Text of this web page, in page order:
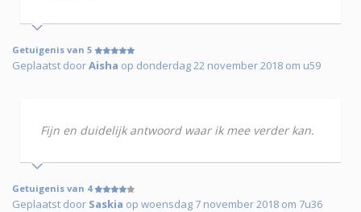
Getuigenis van 5
Geplaatst doorAisha op donderdag 22 november 2018 om u59
Fijn en duidelijk antwoord waar ik mee verder kan.
Getuigenis van 4
Geplaatst door Saskia op woensdag 7 november 2018 om 7u36